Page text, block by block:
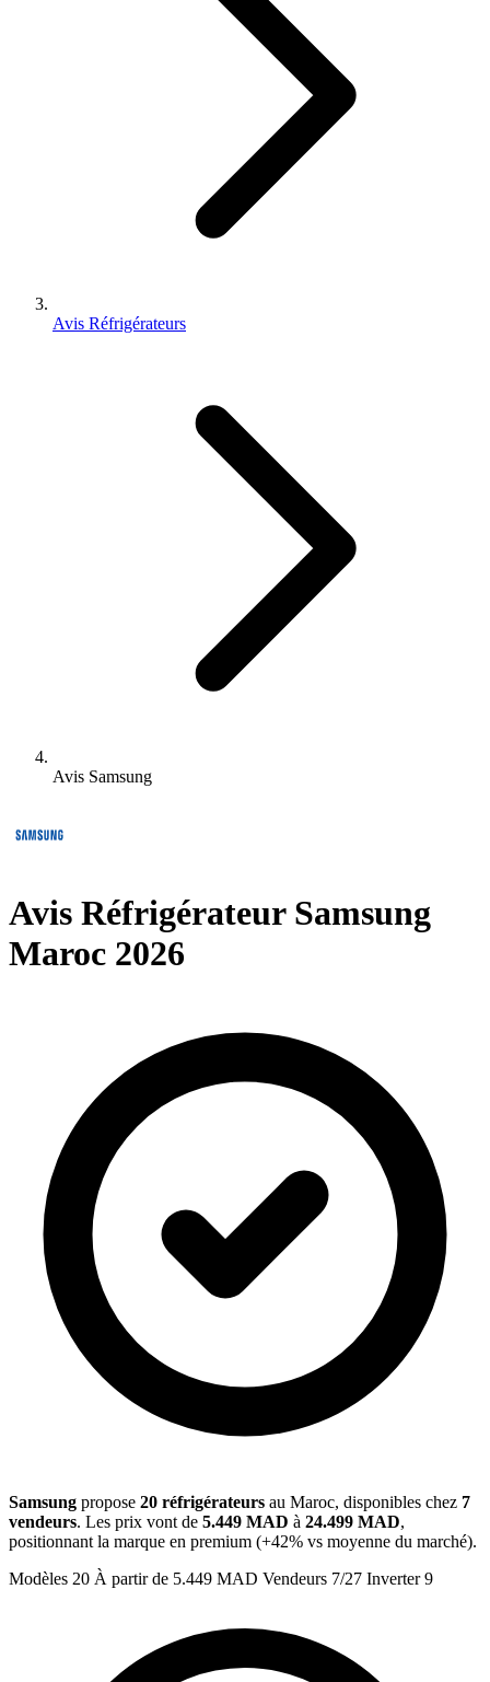
Avis Réfrigérateurs
Avis Samsung
Avis Réfrigérateur Samsung
Maroc 2026
Samsung propose 20 réfrigérateurs au Maroc, disponibles chez 7
vendeurs. Les prix vont de 5.449 MAD à 24.499 MAD,
positionnant la marque en premium (+42% vs moyenne du marché).
Modèles 20 À partir de 5.449 MAD Vendeurs 7/27 Inverter 9